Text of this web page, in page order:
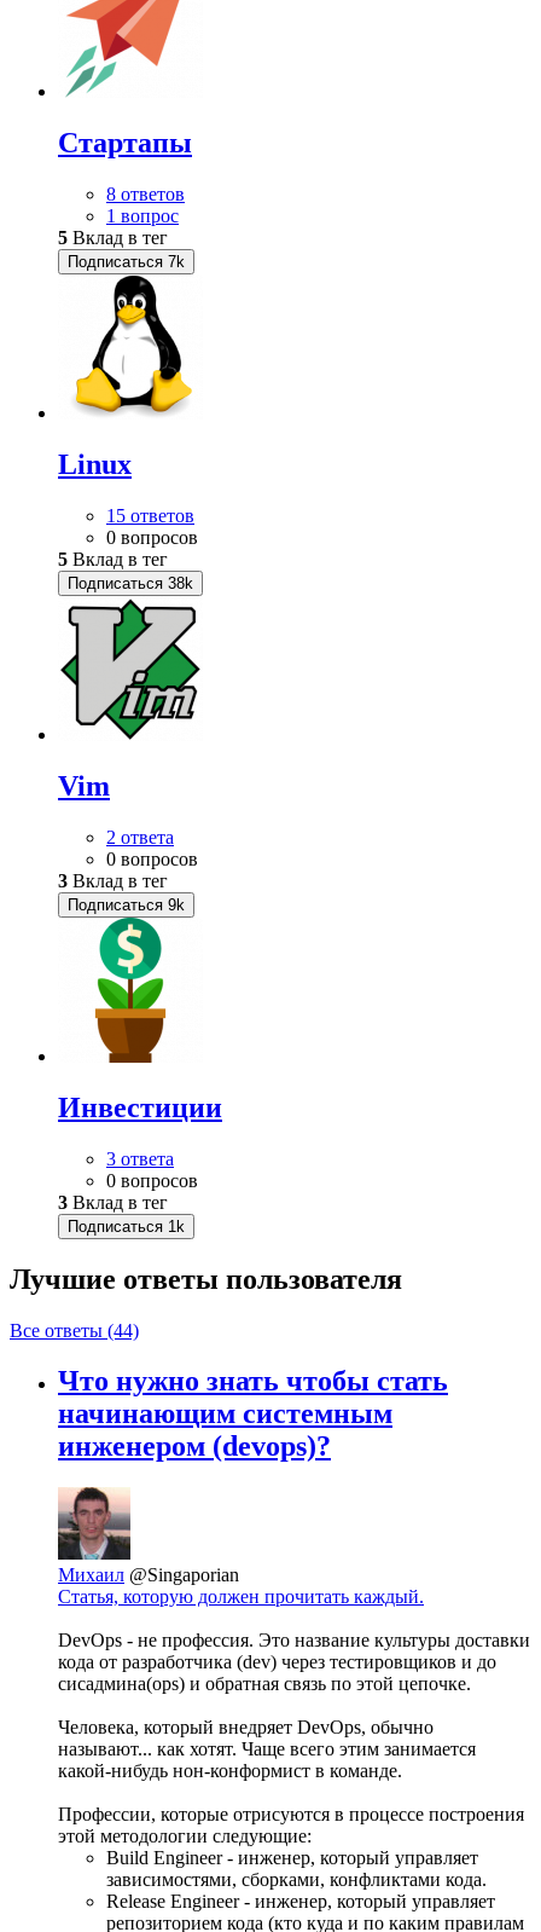
Стартапы
8 ответов
1 вопрос
5 Вклад в тег
Подписаться 7k
Linux
15 ответов
0 вопросов
5 Вклад в тег
Подписаться 38k
Vim
2 ответа
0 вопросов
3 Вклад в тег
Подписаться 9k
Инвестиции
3 ответа
0 вопросов
3 Вклад в тег
Подписаться 1k
Лучшие ответы пользователя
Все ответы (44)
Что нужно знать чтобы стать
начинающим системным
инженером (devops)?
Михаил @Singaporian
Статья, которую должен прочитать каждый.
DevOps - не профессия. Это название культуры доставки
кода от разработчика (dev) через тестировщиков и до
сисадмина(ops) и обратная связь по этой цепочке.
Человека, который внедряет DevOps, обычно
называют... как хотят. Чаще всего этим занимается
какой-нибудь нон-конформист в команде.
Профессии, которые отрисуются в процессе построения
этой методологии следующие:
Build Engineer - инженер, который управляет
зависимостями, сборками, конфликтами кода.
Release Engineer - инженер, который управляет
репозиторием кода (кто куда и по каким правилам